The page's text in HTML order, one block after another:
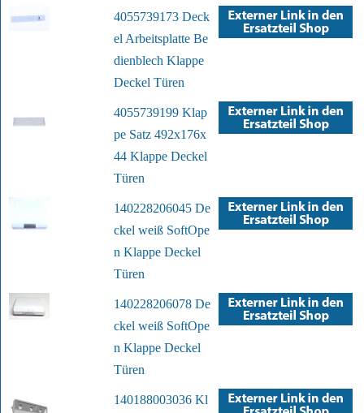
4055739173 Deck
el Arbeitsplatte Be
dienblech Klappe
Deckel Türen
4055739199 Klap
pe Satz 492x176x
44 Klappe Deckel
Türen
140228206045 De
ckel weiß SoftOpe
n Klappe Deckel
Türen
140228206078 De
ckel weiß SoftOpe
n Klappe Deckel
Türen
140188003036 Kl